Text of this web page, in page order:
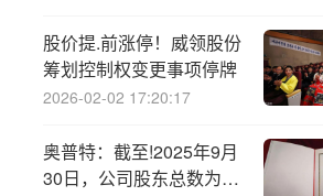
股价提.前涨停！威领股份
筹划控制权变更事项停牌
2026-02-02 17:20:17
奥普特：截至!2025年9月
30日，公司股东总数为